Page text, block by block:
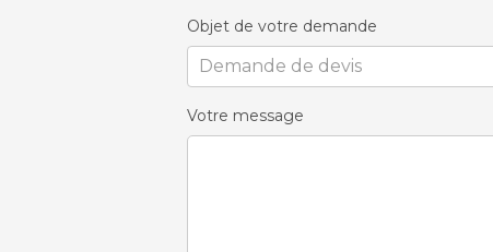
Objet de votre demande
Votre message